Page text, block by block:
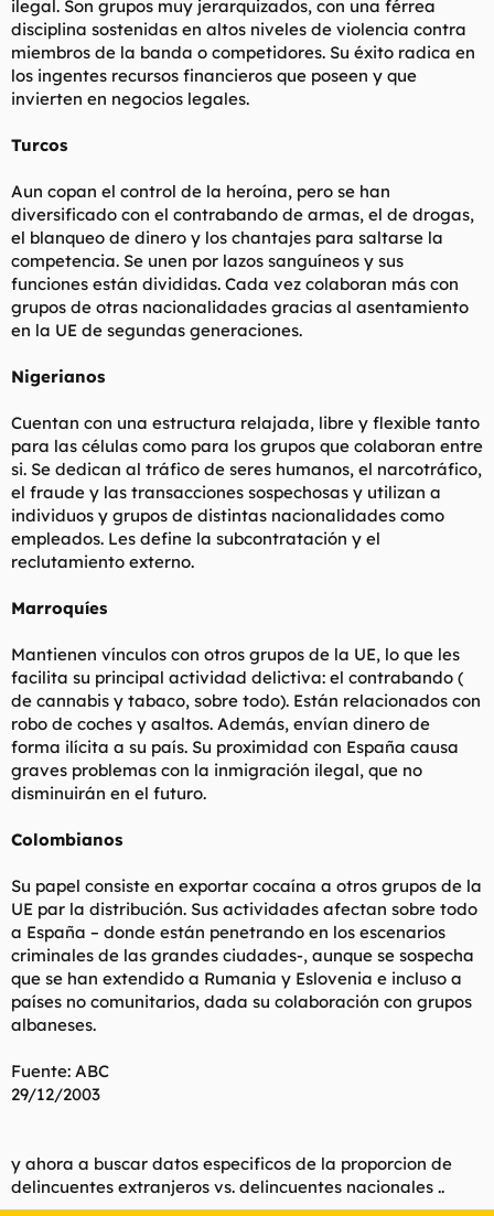
ilegal. Son grupos muy jerarquizados, con una férrea
disciplina sostenidas en altos niveles de violencia contra
miembros de la banda o competidores. Su éxito radica en
los ingentes recursos financieros que poseen y que
invierten en negocios legales.
Turcos
Aun copan el control de la heroína, pero se han
diversificado con el contrabando de armas, el de drogas,
el blanqueo de dinero y los chantajes para saltarse la
competencia. Se unen por lazos sanguíneos y sus
funciones están divididas. Cada vez colaboran más con
grupos de otras nacionalidades gracias al asentamiento
en la UE de segundas generaciones.
Nigerianos
Cuentan con una estructura relajada, libre y flexible tanto
para las células como para los grupos que colaboran entre
si. Se dedican al tráfico de seres humanos, el narcotráfico,
el fraude y las transacciones sospechosas y utilizan a
individuos y grupos de distintas nacionalidades como
empleados. Les define la subcontratación y el
reclutamiento externo.
Marroquíes
Mantienen vínculos con otros grupos de la UE, lo que les
facilita su principal actividad delictiva: el contrabando (
de cannabis y tabaco, sobre todo). Están relacionados con
robo de coches y asaltos. Además, envían dinero de
forma ilícita a su país. Su proximidad con España causa
graves problemas con la inmigración ilegal, que no
disminuirán en el futuro.
Colombianos
Su papel consiste en exportar cocaína a otros grupos de la
UE par la distribución. Sus actividades afectan sobre todo
a España – donde están penetrando en los escenarios
criminales de las grandes ciudades-, aunque se sospecha
que se han extendido a Rumania y Eslovenia e incluso a
países no comunitarios, dada su colaboración con grupos
albaneses.
Fuente: ABC
29/12/2003
y ahora a buscar datos especificos de la proporcion de
delincuentes extranjeros vs. delincuentes nacionales ..